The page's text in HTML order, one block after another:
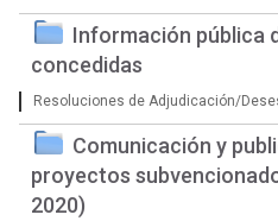
Información pública
concedidas
Resoluciones de Adjudicación/
Comunicación y
proyectos
2020)